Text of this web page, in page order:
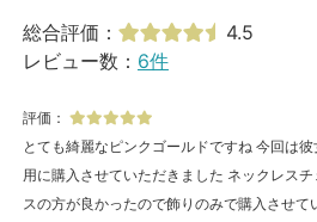
総合評価：
4.5
レビュー数： 6件
評価：
とても綺麗なピンクゴールドですね 今回は
用に購入させていただきました ネックレス
スの方が良かったので飾りのみで購入させて